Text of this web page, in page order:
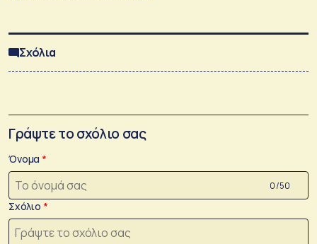
Σχόλια
Γράψτε το σχόλιο σας
Όνομα
0 /50
Σχόλιο